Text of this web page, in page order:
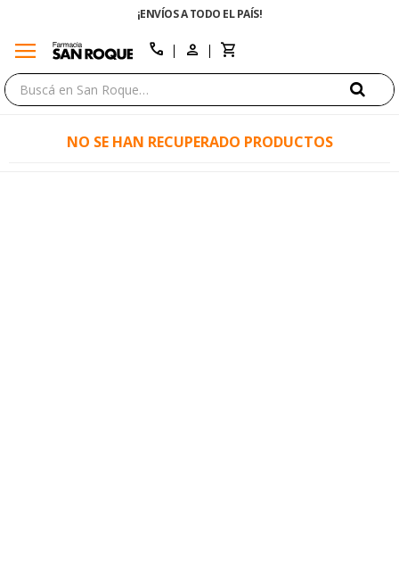
¡ENVÍOS A TODO EL PAÍS!
menu call
NO SE HAN RECUPERADO PRODUCTOS
close